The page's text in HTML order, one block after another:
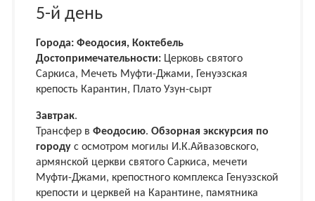
5-й день
Города: Феодосия, Коктебель
Достопримечательности: Церковь святого
Саркиса, Мечеть Муфти-Джами, Генуэзская
крепость Карантин, Плато Узун-сырт
Завтрак.
Трансфер в Феодосию. Обзорная экскурсия по
городу с осмотром могилы И.К.Айвазовского,
армянской церкви святого Саркиса, мечети
Муфти-Джами, крепостного комплекса Генуэзской
крепости и церквей на Карантине, памятника